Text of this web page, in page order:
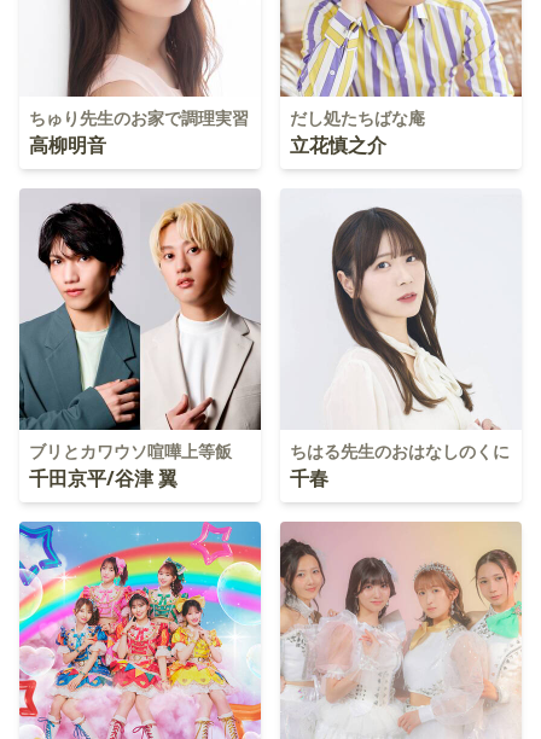
ちゅり先生のお家で調理実習
高柳明音
だし処たちばな庵
立花慎之介
ブリとカワウソ喧嘩上等飯
千田京平/谷津 翼
ちはる先生のおはなしのくに
千春